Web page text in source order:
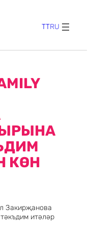
TTRU
КӨН
Закирҗанова
итәләр